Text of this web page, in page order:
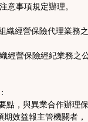
意事項規定辦理。
織經營保險代理業務
經營保險經紀業務之
點，與異業合作辦理
效益報主管機關者，